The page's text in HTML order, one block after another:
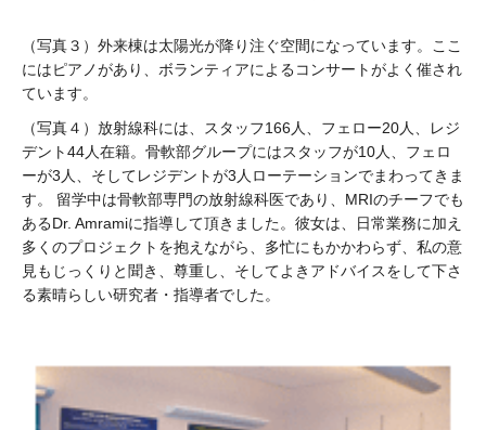
（写真３）外来棟は太陽光が降り注ぐ空間になっています。ここ
にはピアノがあり、ボランティアによるコンサートがよく催され
ています。
（写真４）放射線科には、スタッフ166人、フェロー20人、レジ
デント44人在籍。骨軟部グループにはスタッフが10人、フェロ
ーが3人、そしてレジデントが3人ローテーションでまわってきま
す。 留学中は骨軟部専門の放射線科医であり、MRIのチーフでも
あるDr. Amramiに指導して頂きました。彼女は、日常業務に加え
多くのプロジェクトを抱えながら、多忙にもかかわらず、私の意
見もじっくりと聞き、尊重し、そしてよきアドバイスをして下さ
る素晴らしい研究者・指導者でした。